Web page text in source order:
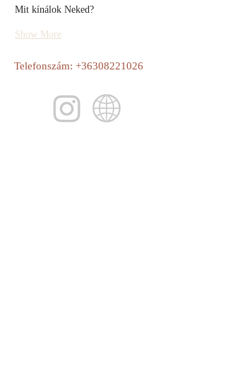
Mit kínálok Neked?
Show More
Telefonszám: +36308221026